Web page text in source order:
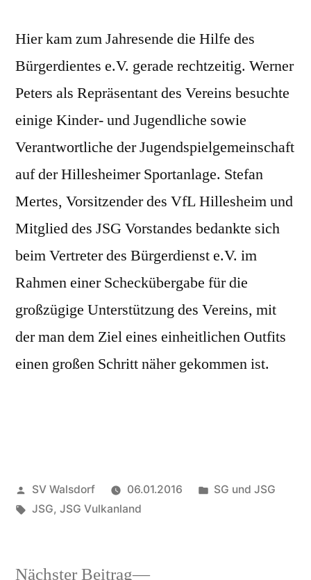
Hier kam zum Jahresende die Hilfe des
Bürgerdientes e.V. gerade rechtzeitig. Werner
Peters als Repräsentant des Vereins besuchte
einige Kinder- und Jugendliche sowie
Verantwortliche der Jugendspielgemeinschaft
auf der Hillesheimer Sportanlage. Stefan
Mertes, Vorsitzender des VfL Hillesheim und
Mitglied des JSG Vorstandes bedankte sich
beim Vertreter des Bürgerdienst e.V. im
Rahmen einer Scheckübergabe für die
großzügige Unterstützung des Vereins, mit
der man dem Ziel eines einheitlichen Outfits
einen großen Schritt näher gekommen ist.
Veröffentlicht
von
SV Walsdorf 06.01.2016
Veröffentlicht
SG und JSG
Schlagwörter:
JSG, JSG Vulkanland
Nächster Beitrag
Nächster